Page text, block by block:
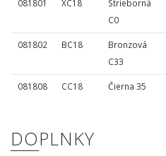
081801 XC18
Strieborná
C0
081802 BC18
Bronzová
C33
081808 CC18 Čierna 35
DOPLNKY